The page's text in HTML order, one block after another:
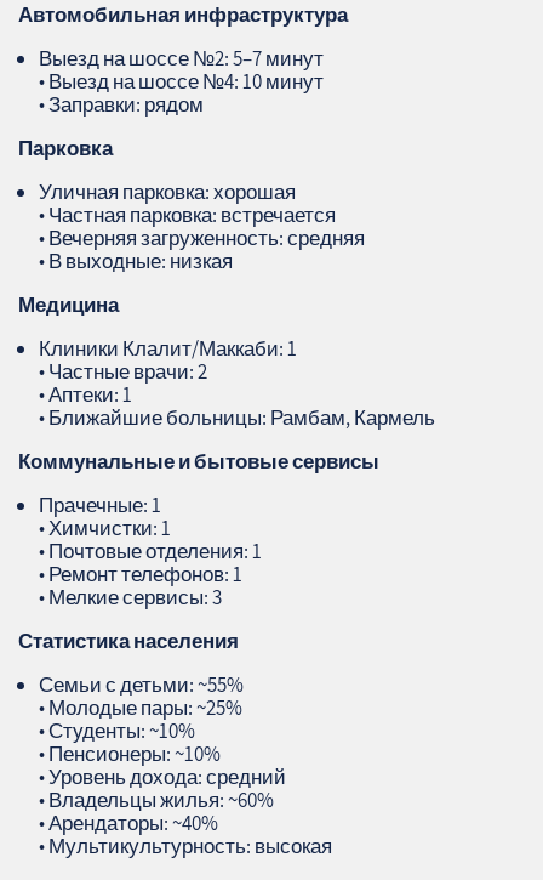
Автомобильная инфраструктура
Выезд на шоссе №2: 5–7 минут
• Выезд на шоссе №4: 10 минут
• Заправки: рядом
Парковка
Уличная парковка: хорошая
• Частная парковка: встречается
• Вечерняя загруженность: средняя
• В выходные: низкая
Медицина
Клиники Клалит/Маккаби: 1
• Частные врачи: 2
• Аптеки: 1
• Ближайшие больницы: Рамбам, Кармель
Коммунальные и бытовые сервисы
Прачечные: 1
• Химчистки: 1
• Почтовые отделения: 1
• Ремонт телефонов: 1
• Мелкие сервисы: 3
Статистика населения
Семьи с детьми: ~55%
• Молодые пары: ~25%
• Студенты: ~10%
• Пенсионеры: ~10%
• Уровень дохода: средний
• Владельцы жилья: ~60%
• Арендаторы: ~40%
• Мультикультурность: высокая